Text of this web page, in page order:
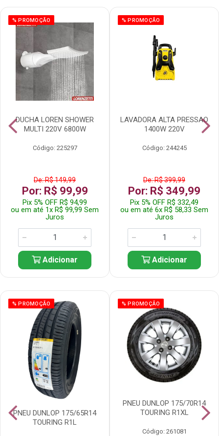
% PROMOÇÃO
DUCHA LOREN SHOWER
MULTI 220V 6800W
Código: 225297
De: R$ 149,99
Por: R$ 99,99
Pix 5% OFF R$ 94,99
ou em até 1x R$ 99,99 Sem
Juros
Adicionar
% PROMOÇÃO
LAVADORA ALTA PRESSAO
1400W 220V
Código: 244245
De: R$ 399,99
Por: R$ 349,99
Pix 5% OFF R$ 332,49
ou em até 6x R$ 58,33 Sem
Juros
Adicionar
% PROMOÇÃO
PNEU DUNLOP 175/65R14
TOURING R1L
% PROMOÇÃO
PNEU DUNLOP 175/70R14
TOURING R1XL
Código: 261081